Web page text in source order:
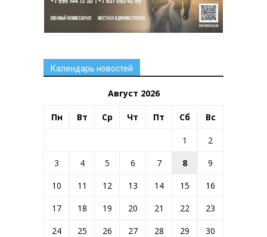
Календарь новостей
Август 2026
Пн Вт Ср Чт Пт Сб Вс
1
2
3
4 5 6 7 8
9
10
11 12 13 14 15
16
17
18 19 20 21 22
23
24
25 26 27 28 29
30